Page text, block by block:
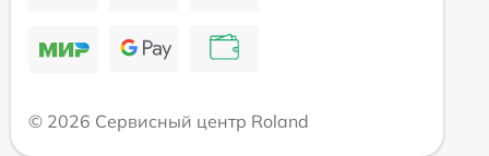
© 2026 Сервисный центр Roland